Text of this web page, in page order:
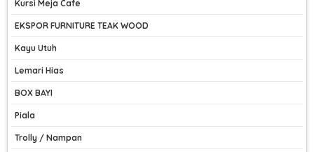
Kursi Meja Cafe
EKSPOR FURNITURE TEAK WOOD
Kayu Utuh
Lemari Hias
BOX BAYI
Piala
Trolly / Nampan